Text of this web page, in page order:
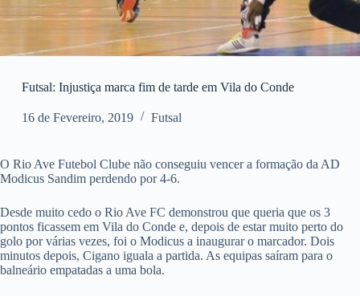
Futsal: Injustiça marca fim de tarde em Vila do Conde
16 de Fevereiro, 2019 Futsal
O Rio Ave Futebol Clube não conseguiu vencer a formação da AD
Modicus Sandim perdendo por 4-6.
Desde muito cedo o Rio Ave FC demonstrou que queria que os 3
pontos ficassem em Vila do Conde e, depois de estar muito perto do
golo por várias vezes, foi o Modicus a inaugurar o marcador. Dois
minutos depois, Cigano iguala a partida. As equipas saíram para o
balneário empatadas a uma bola.